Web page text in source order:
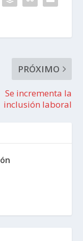
PRÓXIMO
Se incrementa la
inclusión laboral